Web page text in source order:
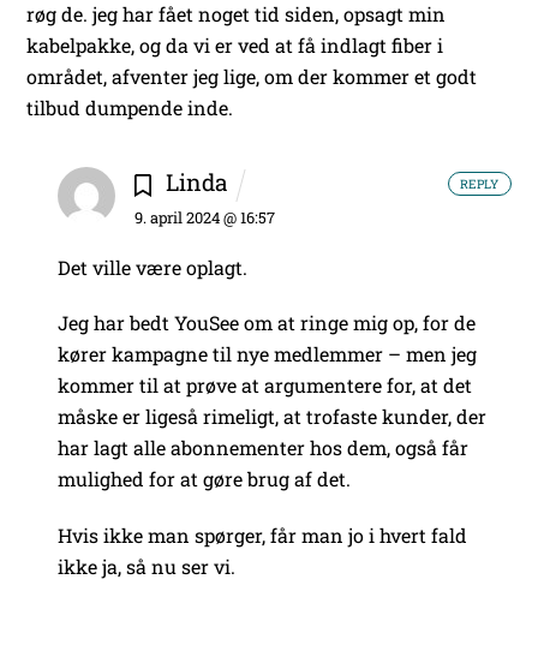
røg de. jeg har fået noget tid siden, opsagt min
kabelpakke, og da vi er ved at få indlagt fiber i
området, afventer jeg lige, om der kommer et godt
tilbud dumpende inde.
Linda
9. april 2024 @ 16:57
Det ville være oplagt.
Jeg har bedt YouSee om at ringe mig op, for de
kører kampagne til nye medlemmer – men jeg
kommer til at prøve at argumentere for, at det
måske er ligeså rimeligt, at trofaste kunder, der
har lagt alle abonnementer hos dem, også får
mulighed for at gøre brug af det.
Hvis ikke man spørger, får man jo i hvert fald
ikke ja, så nu ser vi.
REPLY